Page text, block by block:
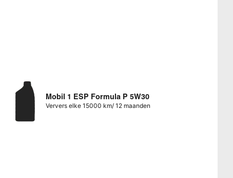
Mobil 1 ESP Formula P 5W30
Ververs elke 15000 km/ 12 maanden